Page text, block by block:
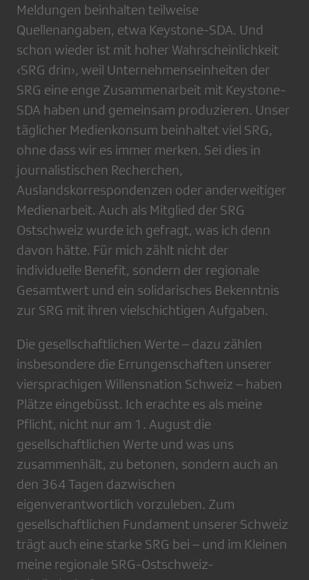
Meldungen beinhalten teilweise
Quellenangaben, etwa Keystone-SDA. Und
schon wieder ist mit hoher Wahrscheinlichkeit
‹SRG drin›, weil Unternehmenseinheiten der
SRG eine enge Zusammenarbeit mit Keystone-
SDA haben und gemeinsam produzieren. Unser
täglicher Medienkonsum beinhaltet viel SRG,
ohne dass wir es immer merken. Sei dies in
journalistischen Recherchen,
Auslandskorrespondenzen oder anderweitiger
Medienarbeit. Auch als Mitglied der SRG
Ostschweiz wurde ich gefragt, was ich denn
davon hätte. Für mich zählt nicht der
individuelle Benefit, sondern der regionale
Gesamtwert und ein solidarisches Bekenntnis
zur SRG mit ihren vielschichtigen Aufgaben.
Die gesellschaftlichen Werte – dazu zählen
insbesondere die Errungenschaften unserer
viersprachigen Willensnation Schweiz – haben
Plätze eingebüsst. Ich erachte es als meine
Pflicht, nicht nur am 1. August die
gesellschaftlichen Werte und was uns
zusammenhält, zu betonen, sondern auch an
den 364 Tagen dazwischen
eigenverantwortlich vorzuleben. Zum
gesellschaftlichen Fundament unserer Schweiz
trägt auch eine starke SRG bei – und im Kleinen
meine regionale SRG-Ostschweiz-